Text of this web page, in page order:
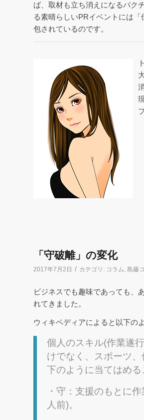
ば、取材も立ち消えになるバク
る素晴らしいPRイベントには
包されているのです。
「守破離」の変化
2017年7月2日 / カテゴリ: コラム, 島藤
ビジネスでも趣味であっても、
れてきました。
ウィキペディアによると以下の
個人のスキル(作業遂
けでなく、スポーツ
下のように当てはめる
・守：支援のもとに
人前)。